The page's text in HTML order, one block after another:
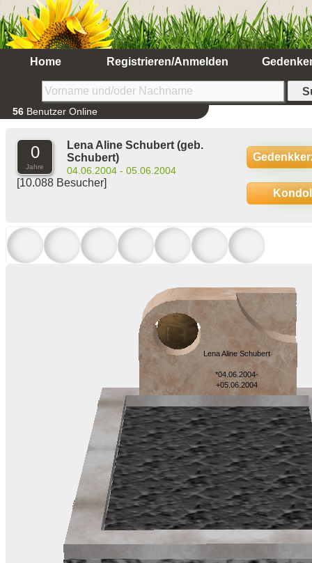
Home Registrieren/Anmelden
56 Benutzer Online
0
Jahre
Lena Aline Schubert (geb.
Schubert)
04.06.2004 - 05.06.2004
[10.088 Besucher]
Lena Aline Schubert
*04.06.2004-
+05.06.2004